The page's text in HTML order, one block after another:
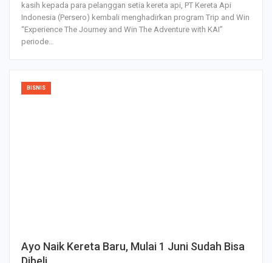
kasih kepada para pelanggan setia kereta api, PT Kereta Api
Indonesia (Persero) kembali menghadirkan program Trip and Win
“Experience The Journey and Win The Adventure with KAI”
periode…
BISNIS
Ayo Naik Kereta Baru, Mulai 1 Juni Sudah Bisa